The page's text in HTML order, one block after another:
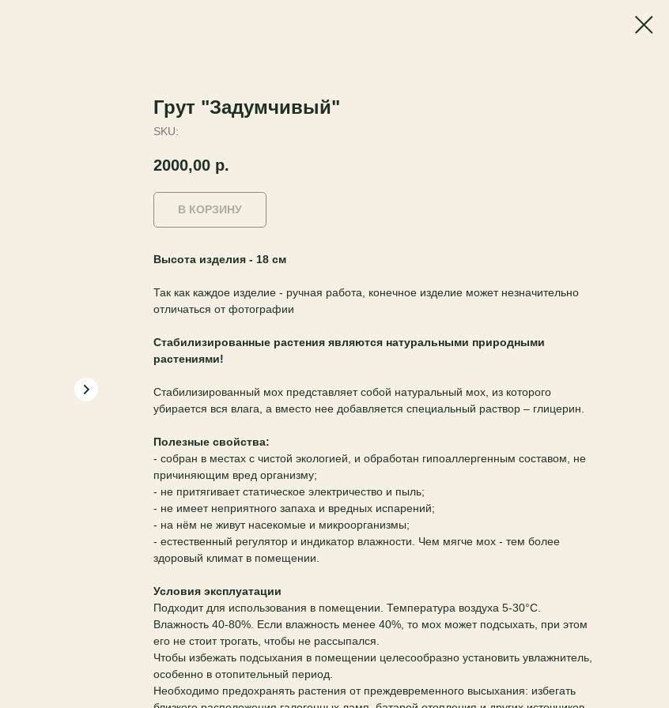
Грут "Задумчивый"
SKU:
2000,00 р.
В КОРЗИНУ
Высота изделия - 18 см
Так как каждое изделие - ручная работа, конечное изделие может незначительно
отличаться от фотографии
Стабилизированные растения являются натуральными природными
растениями!
Стабилизированный мох представляет собой натуральный мох, из которого
убирается вся влага, а вместо нее добавляется специальный раствор – глицерин.
Полезные свойства:
- собран в местах с чистой экологией, и обработан гипоаллергенным составом, не
причиняющим вред организму;
- не притягивает статическое электричество и пыль;
- не имеет неприятного запаха и вредных испарений;
- на нём не живут насекомые и микроорганизмы;
- естественный регулятор и индикатор влажности. Чем мягче мох - тем более
здоровый климат в помещении.
Условия эксплуатации
Подходит для использования в помещении. Температура воздуха 5-30°C.
Влажность 40-80%. Если влажность менее 40%, то мох может подсыхать, при этом
его не стоит трогать, чтобы не рассыпался.
Чтобы избежать подсыхания в помещении целесообразно установить увлажнитель,
особенно в отопительный период.
Необходимо предохранять растения от преждевременного высыхания: избегать